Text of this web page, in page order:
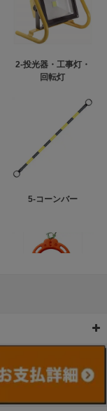
2-投光器・工事灯・
回転灯
5-コーンバー
ンス